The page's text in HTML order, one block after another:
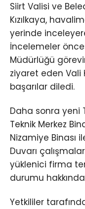
Siirt Valisi ve
Kızılkaya,
yerinde
İncelemeler
Müdürlüğü
ziyaret eden Vali
başarılar diledi.
Daha sonra yeni
Teknik Merkez
Nizamiye Binası
Duvarı
yüklenici firma
durumu
Yetkililer